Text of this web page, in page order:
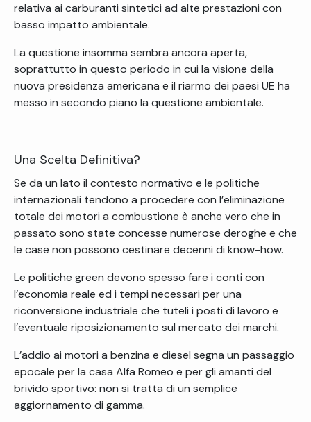
relativa ai carburanti sintetici ad alte prestazioni con
basso impatto ambientale.
La questione insomma sembra ancora aperta,
soprattutto in questo periodo in cui la visione della
nuova presidenza americana e il riarmo dei paesi UE ha
messo in secondo piano la questione ambientale.
Una Scelta Definitiva?
Se da un lato il contesto normativo e le politiche
internazionali tendono a procedere con l’eliminazione
totale dei motori a combustione è anche vero che in
passato sono state concesse numerose deroghe e che
le case non possono cestinare decenni di know-how.
Le politiche green devono spesso fare i conti con
l’economia reale ed i tempi necessari per una
riconversione industriale che tuteli i posti di lavoro e
l’eventuale riposizionamento sul mercato dei marchi.
L’addio ai motori a benzina e diesel segna un passaggio
epocale per la casa Alfa Romeo e per gli amanti del
brivido sportivo: non si tratta di un semplice
aggiornamento di gamma.